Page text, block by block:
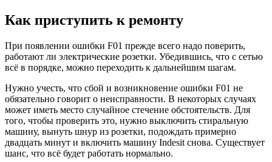
Как приступить к ремонту
При появлении ошибки F01 прежде всего надо поверить,
работают ли электрические розетки. Убедившись, что с сетью
всё в порядке, можно переходить к дальнейшим шагам.
Нужно учесть, что сбой и возникновение ошибки F01 не
обязательно говорит о неисправности. В некоторых случаях
может иметь место случайное стечение обстоятельств. Для
того, чтобы проверить это, нужно выключить стиральную
машину, вынуть шнур из розетки, подождать примерно
двадцать минут и включить машину Indesit снова. Существует
шанс, что всё будет работать нормально.